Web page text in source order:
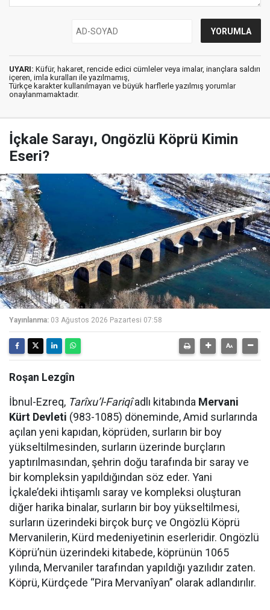
UYARI: Küfür, hakaret, rencide edici cümleler veya imalar, inançlara saldırı
içeren, imla kuralları ile yazılmamış,
Türkçe karakter kullanılmayan ve büyük harflerle yazılmış yorumlar
onaylanmamaktadır.
İçkale Sarayı, Ongözlü Köprü Kimin
Eseri?
Yayınlanma: 03 Ağustos 2026 Pazartesi 07:58
Roşan Lezgîn
İbnul-Ezreq, Tarîxu’l-Fariqîadlı kitabında Mervani
Kürt Devleti (983-1085) döneminde, Amid surlarında
açılan yeni kapıdan, köprüden, surların bir boy
yükseltilmesinden, surların üzerinde burçların
yaptırılmasından, şehrin doğu tarafında bir saray ve
bir kompleksin yapıldığından söz eder. Yani
İçkale’deki ihtişamlı saray ve kompleksi oluşturan
diğer harika binalar, surların bir boy yükseltilmesi,
surların üzerindeki birçok burç ve Ongözlü Köprü
Mervanilerin, Kürd medeniyetinin eserleridir. Ongözlü
Köprü’nün üzerindeki kitabede, köprünün 1065
yılında, Mervaniler tarafından yapıldığı yazılıdır zaten.
Köprü, Kürdçede “Pira Mervanîyan” olarak adlandırılır.